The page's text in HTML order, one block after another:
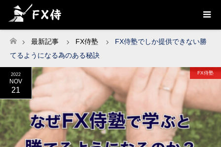
ホーム
最新記事 FX侍塾
FX侍塾でしか提供できない勝
てるようになる為のある秘訣
2022
NOV
21
FX侍塾